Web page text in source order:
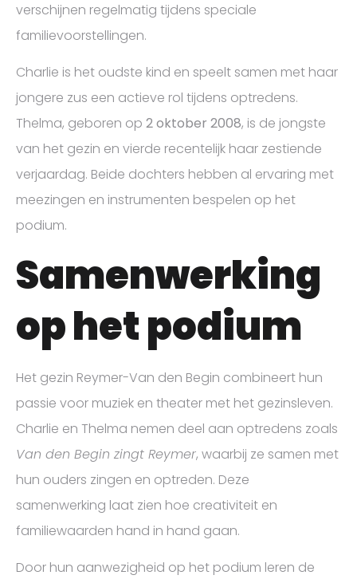
verschijnen regelmatig tijdens speciale
familievoorstellingen.
Charlie is het oudste kind en speelt samen met haar
jongere zus een actieve rol tijdens optredens.
Thelma, geboren op 2 oktober 2008, is de jongste
van het gezin en vierde recentelijk haar zestiende
verjaardag. Beide dochters hebben al ervaring met
meezingen en instrumenten bespelen op het
podium.
Samenwerking
op het podium
Het gezin Reymer-Van den Begin combineert hun
passie voor muziek en theater met het gezinsleven.
Charlie en Thelma nemen deel aan optredens zoals
Van den Begin zingt Reymer, waarbij ze samen met
hun ouders zingen en optreden. Deze
samenwerking laat zien hoe creativiteit en
familiewaarden hand in hand gaan.
Door hun aanwezigheid op het podium leren de